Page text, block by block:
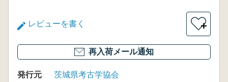
レビューを書く ＋
再入荷メール通知
発行元
茨城県考古学協会